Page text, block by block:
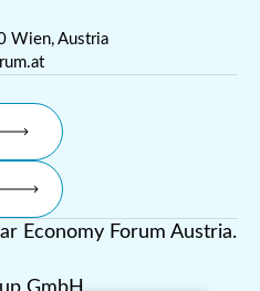
Wien, Austria
Economy Forum Austria.